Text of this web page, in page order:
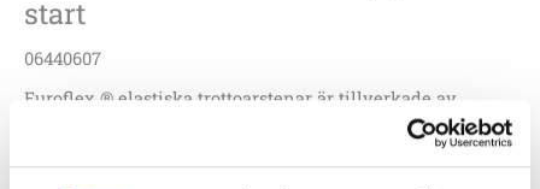
start
06440607
Euroflex ® elastiska trottoarstenar är tillverkade av
återvunnet gummimaterial som är mjukt och ger ett
effektivt skydd mot allvarliga huvudskador. Euroflex®